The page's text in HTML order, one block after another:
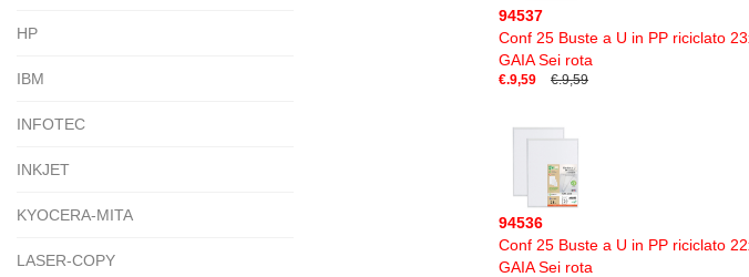
HP
IBM
INFOTEC
INKJET
KYOCERA-MITA
LASER-COPY
94537
Conf 25 Buste a U in PP riciclato
GAIA Sei rota
€.9,59 €.9,59
94536
Conf 25 Buste a U in PP riciclato
GAIA Sei rota